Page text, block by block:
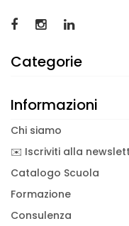
Categorie
Informazioni
Chi siamo
✉️ Iscriviti alla
Catalogo Scuola
Formazione
Consulenza